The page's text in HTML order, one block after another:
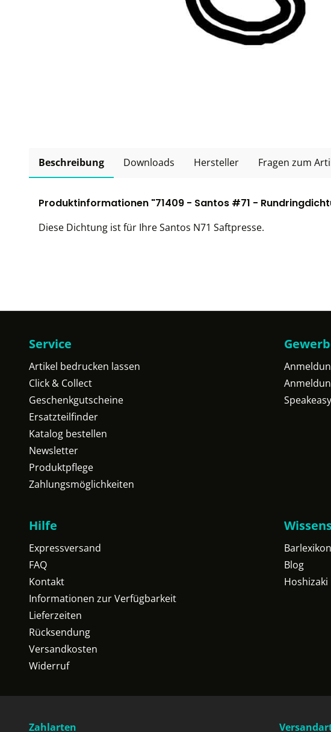
Beschreibung Downloads Hersteller Fragen zum
Produktinformationen "71409 - Santos #71 -
Diese Dichtung ist für Ihre Santos N71 Saftpresse.
Service
Artikel bedrucken lassen
Click & Collect
Geschenkgutscheine
Ersatzteilfinder
Katalog bestellen
Newsletter
Produktpflege
Zahlungsmöglichkeiten
Speakeasy
Hilfe
Expressversand
FAQ
Kontakt
Informationen zur Verfügbarkeit
Lieferzeiten
Rücksendung
Versandkosten
Widerruf
Barlexikon
Blog
Zahlarten